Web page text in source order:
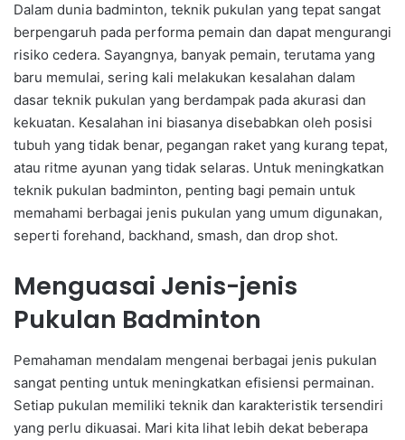
Dalam dunia badminton, teknik pukulan yang tepat sangat
berpengaruh pada performa pemain dan dapat mengurangi
risiko cedera. Sayangnya, banyak pemain, terutama yang
baru memulai, sering kali melakukan kesalahan dalam
dasar teknik pukulan yang berdampak pada akurasi dan
kekuatan. Kesalahan ini biasanya disebabkan oleh posisi
tubuh yang tidak benar, pegangan raket yang kurang tepat,
atau ritme ayunan yang tidak selaras. Untuk meningkatkan
teknik pukulan badminton, penting bagi pemain untuk
memahami berbagai jenis pukulan yang umum digunakan,
seperti forehand, backhand, smash, dan drop shot.
Menguasai Jenis-jenis
Pukulan Badminton
Pemahaman mendalam mengenai berbagai jenis pukulan
sangat penting untuk meningkatkan efisiensi permainan.
Setiap pukulan memiliki teknik dan karakteristik tersendiri
yang perlu dikuasai. Mari kita lihat lebih dekat beberapa